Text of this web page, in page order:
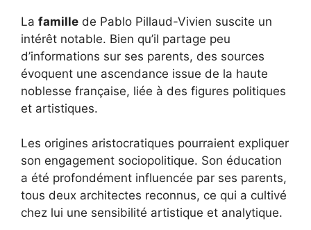
La famille de Pablo Pillaud-Vivien suscite un
intérêt notable. Bien qu’il partage peu
d’informations sur ses parents, des sources
évoquent une ascendance issue de la haute
noblesse française, liée à des figures politiques
et artistiques.
Les origines aristocratiques pourraient expliquer
son engagement sociopolitique. Son éducation
a été profondément influencée par ses parents,
tous deux architectes reconnus, ce qui a cultivé
chez lui une sensibilité artistique et analytique.